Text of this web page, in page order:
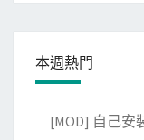
本週熱門
[MOD] 自己安